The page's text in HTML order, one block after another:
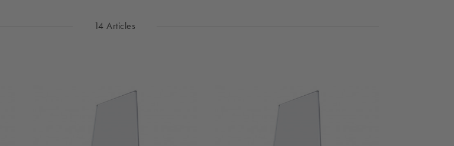
14 Articles